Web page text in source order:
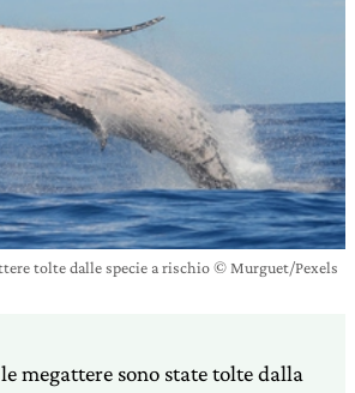
tolte dalle specie a rischio © Murguet/Pexels
megattere sono state tolte dalla